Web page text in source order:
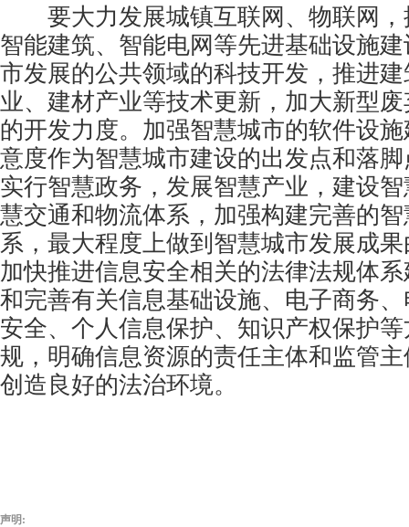
要大力发展城镇互联网、物联网，
智能建筑、智能电网等先进基础设施
市发展的公共领域的科技开发，推进
业、建材产业等技术更新，加大新型
的开发力度。加强智慧城市的软件设
意度作为智慧城市建设的出发点和落
实行智慧政务，发展智慧产业，建设
慧交通和物流体系，加强构建完善的
系，最大程度上做到智慧城市发展成
加快推进信息安全相关的法律法规体
和完善有关信息基础设施、电子商务
安全、个人信息保护、知识产权保护
规，明确信息资源的责任主体和监管
创造良好的法治环境。
声明: